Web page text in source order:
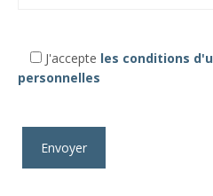
J'accepte les conditions
personnelles